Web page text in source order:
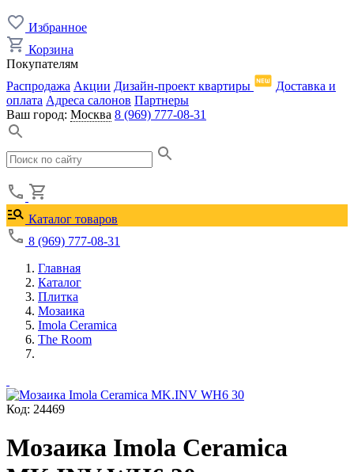
Избранное
Корзина
Покупателям
Распродажа Акции Дизайн-проект квартиры
Доставка и
оплата Адреса салонов Партнеры
Ваш город: Москва 8 (969) 777-08-31
Каталог товаров
8 (969) 777-08-31
Главная
Каталог
Плитка
Мозаика
Imola Ceramica
The Room
Код: 24469
Мозаика Imola Ceramica